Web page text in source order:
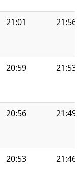
21:01 21:56
20:59 21:53
20:56 21:49
20:53 21:46